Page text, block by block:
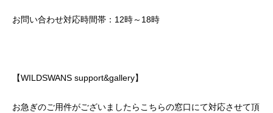
お問い合わせ対応時間帯：12時～18時
【WILDSWANS support&gallery】
お急ぎのご用件がございましたらこちらの窓口にて対応させて頂